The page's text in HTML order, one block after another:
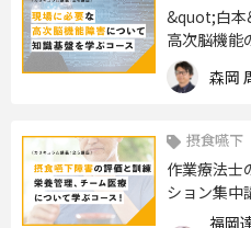
&quot;白本
高次脳機能
森岡
摂食嚥下
作業療法士
ション集中
福岡